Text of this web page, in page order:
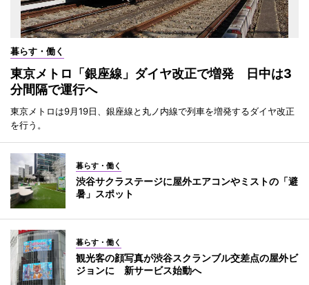
暮らす・働く
東京メトロ「銀座線」ダイヤ改正で増発 日中は3
分間隔で運行へ
東京メトロは9月19日、銀座線と丸ノ内線で列車を増発するダイヤ改正
を行う。
暮らす・働く
渋谷サクラステージに屋外エアコンやミストの「避
暑」スポット
暮らす・働く
観光客の顔写真が渋谷スクランブル交差点の屋外ビ
ジョンに 新サービス始動へ